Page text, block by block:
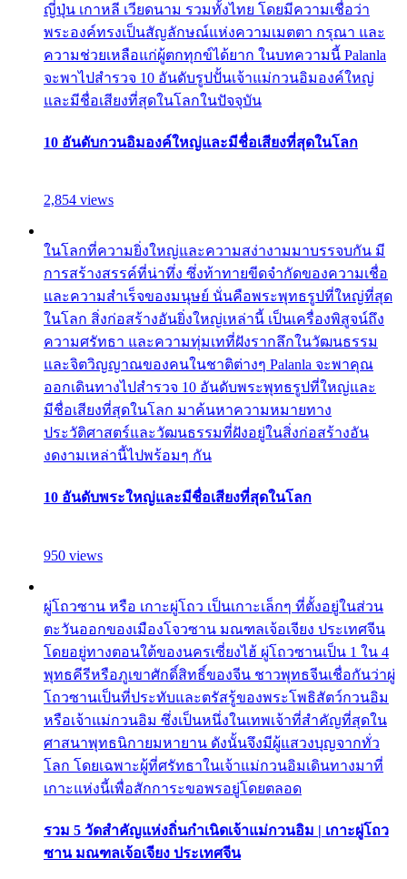
ญี่ปุ่น เกาหลี เวียดนาม รวมทั้งไทย โดยมีความเชื่อว่า
พระองค์ทรงเป็นสัญลักษณ์แห่งความเมตตา กรุณา และ
ความช่วยเหลือแก่ผู้ตกทุกข์ได้ยาก ในบทความนี้ Palanla
จะพาไปสำรวจ 10 อันดับรูปปั้นเจ้าแม่กวนอิมองค์ใหญ่
และมีชื่อเสียงที่สุดในโลกในปัจจุบัน
10 อันดับกวนอิมองค์ใหญ่และมีชื่อเสียงที่สุดในโลก
2,854 views
ในโลกที่ความยิ่งใหญ่และความสง่างามมาบรรจบกัน มี
การสร้างสรรค์ที่น่าทึ่ง ซึ่งท้าทายขีดจำกัดของความเชื่อ
และความสำเร็จของมนุษย์ นั่นคือพระพุทธรูปที่ใหญ่ที่สุด
ในโลก สิ่งก่อสร้างอันยิ่งใหญ่เหล่านี้ เป็นเครื่องพิสูจน์ถึง
ความศรัทธา และความทุ่มเทที่ฝังรากลึกในวัฒนธรรม
และจิตวิญญาณของคนในชาติต่างๆ Palanla จะพาคุณ
ออกเดินทางไปสำรวจ 10 อันดับพระพุทธรูปที่ใหญ่และ
มีชื่อเสียงที่สุดในโลก มาค้นหาความหมายทาง
ประวัติศาสตร์และวัฒนธรรมที่ฝังอยู่ในสิ่งก่อสร้างอัน
งดงามเหล่านี้ไปพร้อมๆ กัน
10 อันดับพระใหญ่และมีชื่อเสียงที่สุดในโลก
950 views
ผู่โถวซาน หรือ เกาะผู่โถว เป็นเกาะเล็กๆ ที่ตั้งอยู่ในส่วน
ตะวันออกของเมืองโจวซาน มณฑลเจ้อเจียง ประเทศจีน
โดยอยู่ทางตอนใต้ของนครเซี่ยงไฮ้ ผู่โถวซานเป็น 1 ใน 4
พุทธคีรีหรือภูเขาศักดิ์สิทธิ์ของจีน ชาวพุทธจีนเชื่อกันว่าผู่
โถวซานเป็นที่ประทับและตรัสรู้ของพระโพธิสัตว์กวนอิม
หรือเจ้าแม่กวนอิม ซึ่งเป็นหนึ่งในเทพเจ้าที่สำคัญที่สุดใน
ศาสนาพุทธนิกายมหายาน ดังนั้นจึงมีผู้แสวงบุญจากทั่ว
โลก โดยเฉพาะผู้ที่ศรัทธาในเจ้าแม่กวนอิมเดินทางมาที่
เกาะแห่งนี้เพื่อสักการะขอพรอยู่โดยตลอด
รวม 5 วัดสำคัญแห่งถิ่นกำเนิดเจ้าแม่กวนอิม | เกาะผู่โถว
ซาน มณฑลเจ้อเจียง ประเทศจีน